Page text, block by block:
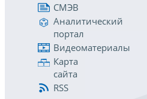
СМЭВ
Аналитический
портал
Видеоматериалы
Карта
сайта
RSS